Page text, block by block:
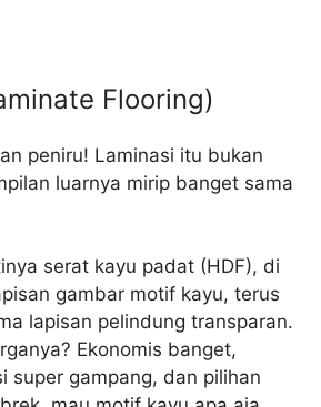
Flooring)
peniru! Laminasi itu bukan
luarnya mirip banget sama
serat kayu padat (HDF), di
gambar motif kayu, terus
lapisan pelindung transparan.
Ekonomis banget,
super gampang, dan pilihan